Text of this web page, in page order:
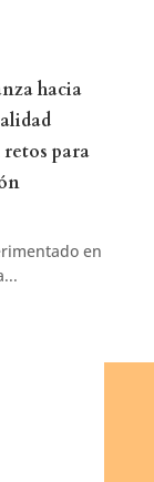
hacia
para
en